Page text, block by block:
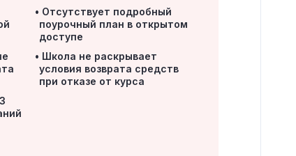
Отсутствует подробный
поурочный план в открытом
доступе
Школа не раскрывает
условия возврата средств
при отказе от курса